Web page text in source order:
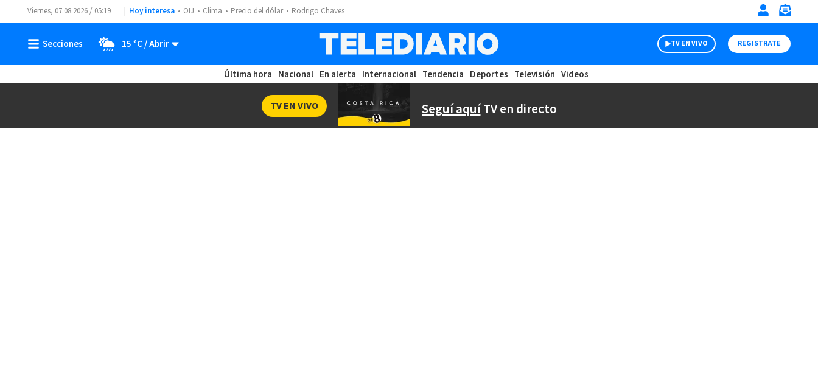
Viernes, 07.08.2026 / 05:19 Hoy interesa OIJ Clima Precio del dólar Rodrigo Chaves
15 ºC TV EN VIVO REGISTRATE
Última hora Nacional En alerta Internacional Tendencia Deportes Televisión Videos
Seguí aquíTV en directo
TV EN VIVO